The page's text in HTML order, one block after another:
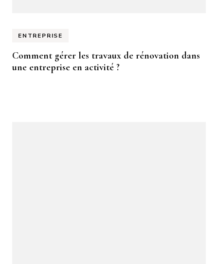
ENTREPRISE
Comment gérer les travaux de rénovation dans
une entreprise en activité ?